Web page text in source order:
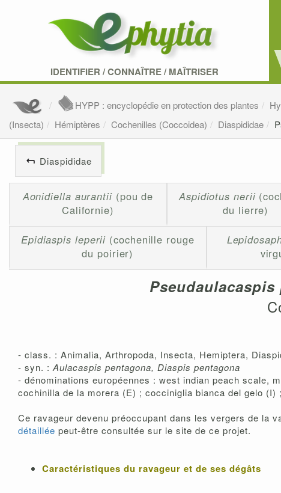
IDENTIFIER /CONNAÎTRE/MAÎTRISER
HYPP : encyclopédie en protection des plantes
(Insecta)
Hémiptères Cochenilles (Coccoidea) Diaspididae
Diaspididae
Aonidiella aurantii(pou de
Californie)
Aspidiotus nerii
du lierre)
Epidiaspis leperii (cochenille rouge
du poirier)
Pseudaulacaspis
- class. : Animalia, Arthropoda, Insecta, Hemiptera,
- syn. :Aulacaspis pentagona, Diaspis pentagona
- dénominations européennes : west indian peach scale,
cochinilla de la morera (E) ; cocciniglia bianca del gelo (I)
Ce ravageur devenu préoccupant dans les vergers de la
détaillée peut-être consultée sur le site de ce projet.
Caractéristiques du ravageur et de ses dégâts